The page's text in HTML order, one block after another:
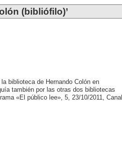
(bibliófilo)’
biblioteca de Hernando Colón en
también por las otras dos bibliotecas
«El público lee», 5, 23/10/2011, Canal